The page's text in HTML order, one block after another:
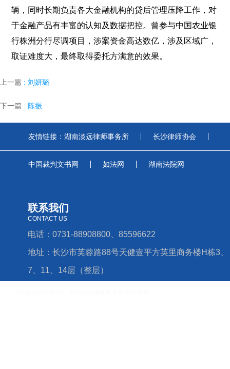
辆，同时长期负责各大金融机构的贷后管理压降工作，对
于金融产品有丰富的认知及数据把控。曾参与中国农业银
行株洲分行尽调项目，涉案资金高达数亿，涉及区域广，
取证难度大，最终取得委托方满意的效果。
上一篇 : 刘妍璐
下一篇 : 陈振
友情链接： 湖南淡远律师事务所 长沙律师协会
中国裁判文书网 如法网 湖南法院网
联系我们
CONTACT US
电话：0731-88908800、85596622
地址：长沙市芙蓉路88号天健壹平方英里商务楼H栋3、
7、11、14层（整层）